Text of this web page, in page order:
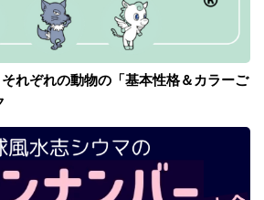
れぞれの動物の「基本性格＆カラーご